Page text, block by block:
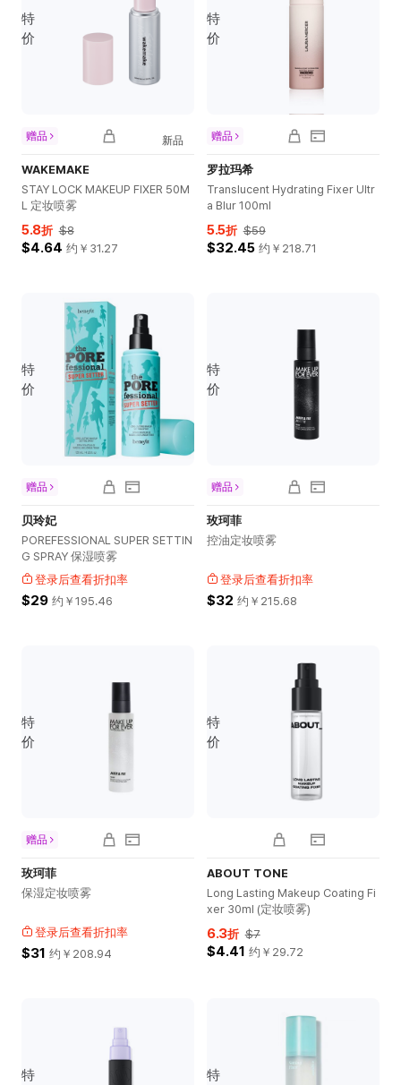
特
价
WAKEMAKE
STAY LOCK MAKEUP FIXER 50M
L 定妆喷雾
5.8折 $8
$4.64 约￥ 31.27
赠品 新品
特
价
罗拉玛希
Translucent Hydrating Fixer Ultr
a Blur 100ml
5.5折 $59
$32.45 约￥ 218.71
赠品
特
价
贝玲妃
POREFESSIONAL SUPER SETTIN
G SPRAY 保湿喷雾
登录后查看折扣率
$29 约￥ 195.46
赠品
特
价
玫珂菲
控油定妆喷雾
登录后查看折扣率
$32 约￥ 215.68
赠品
特
价
玫珂菲
保湿定妆喷雾
登录后查看折扣率
$31 约￥ 208.94
赠品
特
价
ABOUT TONE
Long Lasting Makeup Coating Fi
xer 30ml (定妆喷雾)
6.3折 $7
$4.41 约￥ 29.72
特
特